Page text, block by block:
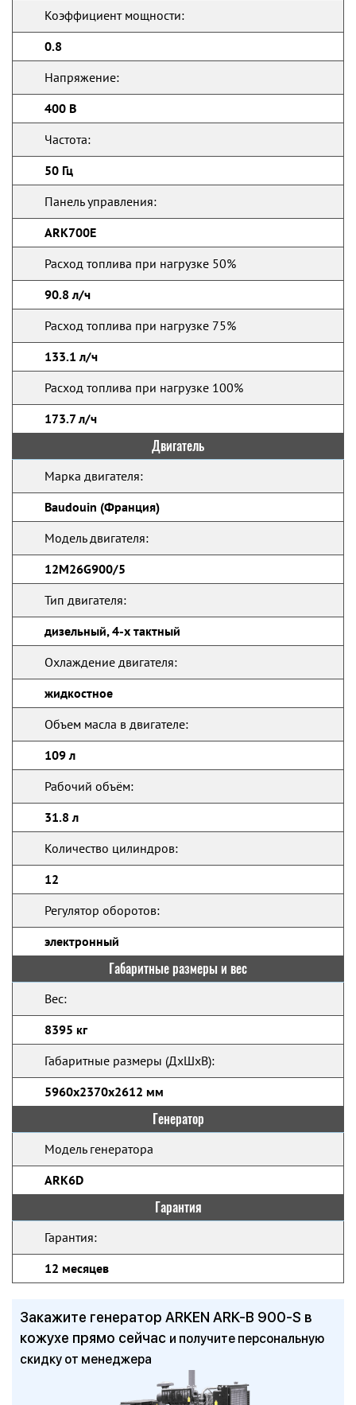
Коэффициент мощности:
0.8
Напряжение:
400 В
Частота:
50 Гц
Панель управления:
ARK700E
Расход топлива при нагрузке 50%
90.8 л/ч
Расход топлива при нагрузке 75%
133.1 л/ч
Расход топлива при нагрузке 100%
173.7 л/ч
Двигатель
Марка двигателя:
Baudouin (Франция)
Модель двигателя:
12M26G900/5
Тип двигателя:
дизельный, 4-х тактный
Охлаждение двигателя:
жидкостное
Объем масла в двигателе:
109 л
Рабочий объём:
31.8 л
Количество цилиндров:
12
Регулятор оборотов:
электронный
Габаритные размеры и вес
Вес:
8395 кг
Габаритные размеры (ДхШхВ):
5960x2370x2612 мм
Генератор
Модель генератора
ARK6D
Гарантия
Гарантия:
12 месяцев
Закажите генератор ARKEN ARK-B 900-S в
кожухе прямо сейчас и получите персональную
скидку от менеджера